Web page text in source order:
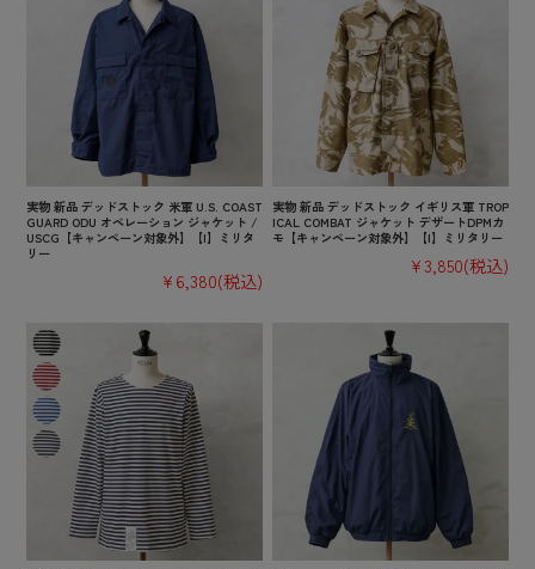
実物 新品 デッドストック 米軍 U.S. COAST
GUARD ODU オペレーション ジャケット /
USCG【キャンペーン対象外】【I】ミリタ
リー
¥6,380(税込)
実物 新品 デッドストック イギリス軍 TROP
ICAL COMBAT ジャケット デザートDPMカ
モ【キャンペーン対象外】【I】ミリタリー
¥3,850(税込)